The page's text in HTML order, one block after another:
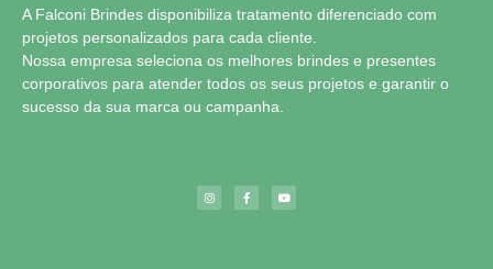
A Falconi Brindes disponibiliza tratamento diferenciado com
projetos personalizados para cada cliente.
Nossa empresa seleciona os melhores brindes e presentes
corporativos para atender todos os seus projetos e garantir o
sucesso da sua marca ou campanha.